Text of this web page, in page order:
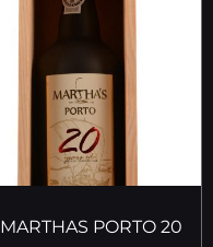
MARTHAS PORTO 20